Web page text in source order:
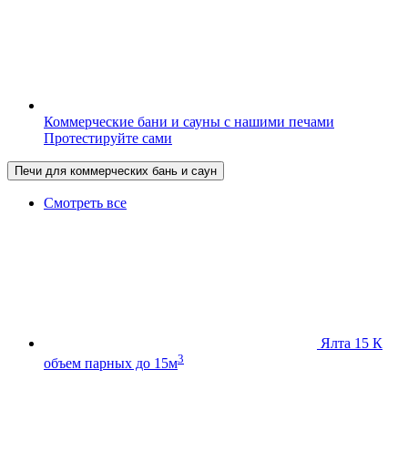
Коммерческие бани и сауны с нашими печами
Протестируйте сами
Печи для коммерческих бань и саун
Смотреть все
Ялта 15 К
объем парных до 15м3